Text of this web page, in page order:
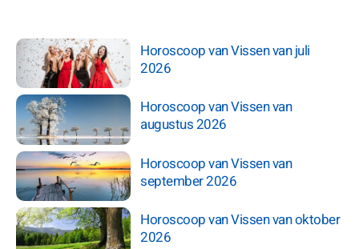
Horoscoop van Vissen van juli
2026
Horoscoop van Vissen van
augustus 2026
Horoscoop van Vissen van
september 2026
Horoscoop van Vissen van oktober
2026